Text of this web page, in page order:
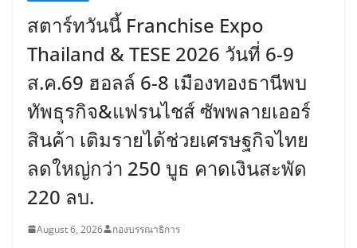
สตาร์ทวันนี้ Franchise Expo
Thailand & TESE 2026 วันที่ 6-9
ส.ค.69 ฮอลล์ 6-8 เมืองทองธานีพบ
ทัพธุรกิจ&แฟรนไชส์ ซัพพลายเออร์
สินค้า เติมรายได้ช่วยเศรษฐกิจไทย
ลดใหญ่กว่า 250 บูธ คาดเงินสะพัด
220 ลบ.
August 6, 2026 กองบรรณาธิการ